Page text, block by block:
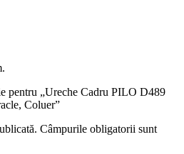
pentru „Ureche Cadru PILO D489
Coluer”
Câmpurile obligatorii sunt